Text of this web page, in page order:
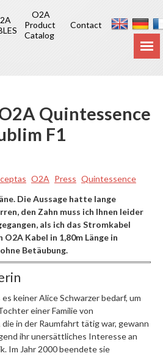
O2A
Product
Catalog
Contact
Quintessence
F1
O2A Press Quintessence
Die Aussage hatte lange
den Zahn muss ich Ihnen leider
als ich das Stromkabel
Kabel in 1,80m Länge in
Betäubung.
keiner Alice Schwarzer bedarf, um
einer Familie von
in der Raumfahrt tätig war, gewann
ihr unersättliches Interesse an
Im Jahr 2000 beendete sie